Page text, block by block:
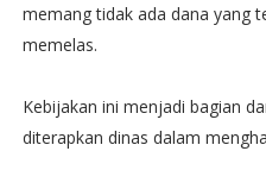
memang tidak ada dana yang
memelas.
Kebijakan ini menjadi bagian
diterapkan dinas dalam